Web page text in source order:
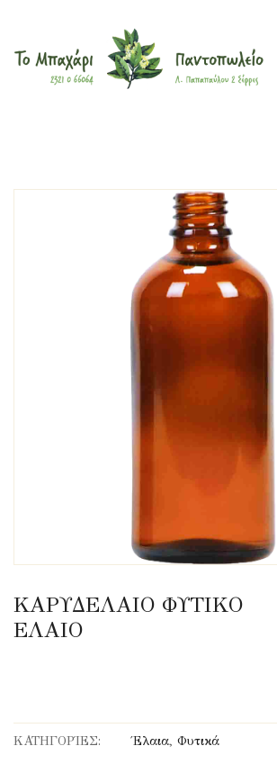
Υγιεινή Διατροφή
? Blog
Το Μπαχάρι > Προϊόντα > Έλαια
ΚΑΡΥΔΕΛΑΙΟ ΦΥΤΙΚΟ
ΕΛΑΙΟ
ΚΑΤΗΓΟΡΊΕΣ: Έλαια, Φυτικά